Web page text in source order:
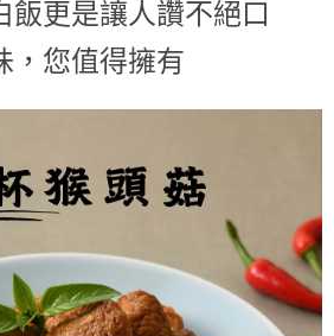
飯更是讓人讚不絕口
，您值得擁有